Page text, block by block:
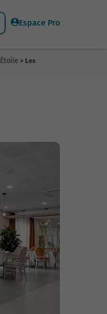
Espace Pro
> Les